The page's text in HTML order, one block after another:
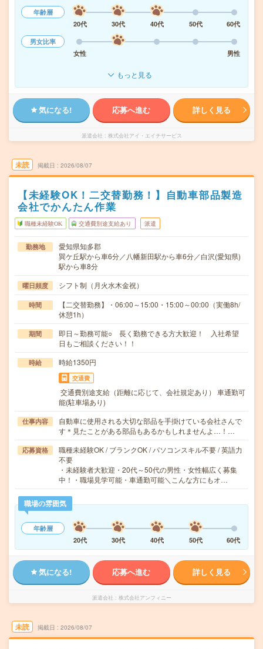
年齢層
20代
30代 40代 50代
60代
男女比率
女性
男性
もっと見る
気になる! 応募へ進む 詳しく見る
派遣会社 株式会社アイ・エイチサービス
未読 掲載日 2026/08/07
【未経験OK！二交替勤務！】自動車部品製造
会社でかんたん作業
職種未経験OK 交通費別途支給あり 派遣
勤務地
愛知県知多郡
巽ケ丘駅から車6分／八幡新田駅から車6分／白沢(愛知県)
駅から車8分
曜日頻度 シフト制（月火水木金祝）
時間
【二交替勤務】・06:00～15:00・15:00～00:00（実働8h/
休憩1h）
期間
即日～勤務可能○ 長く勤務できる方大歓迎！ 入社希望
日もご相談ください！！
時給 時給1350円
交通費
交通費別途支給（距離に応じて、会社規定あり） 車通勤可
能(駐車場あり)
仕事内容
自動車に使用される大切な部品を手掛けている会社さんで
す＊見たことがある部品もあるかもしれませんよ…！…
応募資格
職種未経験OK / ブランクOK / パソコンスキル不要 / 英語力
不要
・未経験者大歓迎・20代～50代の男性・女性幅広く募集
中！・職場見学可能・車通勤可能＼こんな方にもオ…
職場の雰囲気
年齢層
20代
30代 40代 50代 60代
気になる! 応募へ進む 詳しく見る
派遣会社 株式会社アンフィニー
未読 掲載日 2026/08/07